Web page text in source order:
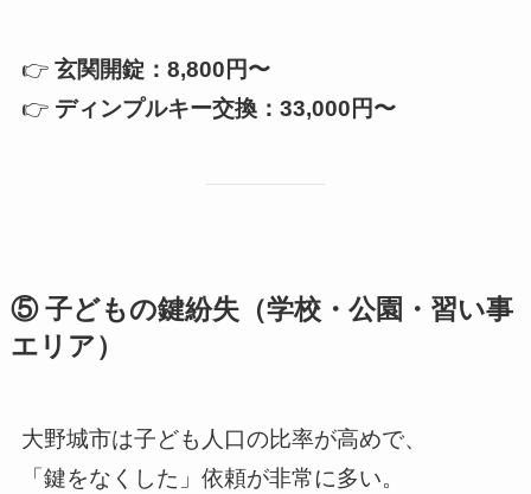
👉 玄関開錠：8,800円〜
👉 ディンプルキー交換：33,000円〜
⑤ 子どもの鍵紛失（学校・公園・習い事
エリア）
大野城市は子ども人口の比率が高めで、
「鍵をなくした」依頼が非常に多い。